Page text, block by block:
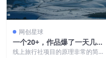
网创星球
一个20+，作品爆了一天几十
个，日入500+轻轻松松的线
线上旅行社项目的原理非常的简